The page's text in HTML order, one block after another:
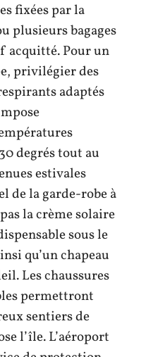
fixées par la
plusieurs bagages
acquitté. Pour un
privilégier des
adaptés
degrés tout au
estivales
de la garde-robe à
la crème solaire
sous le
qu’un chapeau
Les chaussures
permettront
sentiers de
l’île. L’aéroport